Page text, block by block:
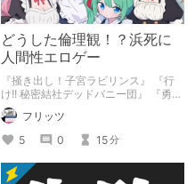
どうした倫理観！？浜死に
人間性エロゲー
『掻き出し！子宮ラビリンス』 『行
け!! 秘密結社デッドバニー団』 『勇者
ミアとツンツン猫サキュバス ~それで
も勇者はコロせない!~』 『めいどいん
めいど！』 本記事はねくすとテーマ
「人に薦めづらいけど好きな作
品」”ではない”です。 好きだったら人
に薦めるのは当たり前だよなぁ！？
フリッツ
5
0 15分